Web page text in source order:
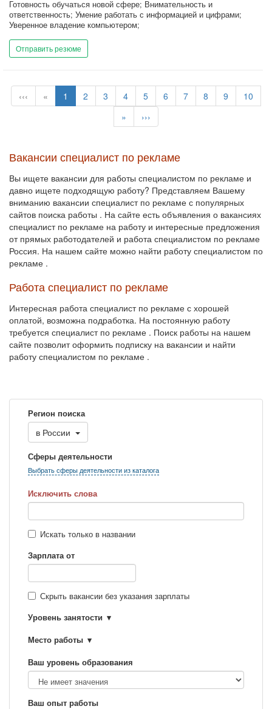
Готовность обучаться новой сфере; Внимательность и
ответственность; Умение работать с информацией и цифрами;
Уверенное владение компьютером;
Отправить резюме
‹‹‹ « 1 2 3 4 5 6 7 8 9
10
»
›››
Вакансии специалист по рекламе
Вы ищете вакансии для работы специалистом по рекламе и
давно ищете подходящую работу? Представляем Вашему
вниманию вакансии специалист по рекламе с популярных
сайтов поиска работы . На сайте есть объявления о вакансиях
специалист по рекламе на работу и интересные предложения
от прямых работодателей и работа специалистом по рекламе
Россия. На нашем сайте можно найти работу специалистом по
рекламе .
Работа специалист по рекламе
Интересная работа специалист по рекламе с хорошей
оплатой, возможна подработка. На постоянную работу
требуется специалист по рекламе . Поиск работы на нашем
сайте позволит оформить подписку на вакансии и найти
работу специалистом по рекламе .
Регион поиска
в России
Сферы деятельности
Выбрать сферы деятельности из каталога
Исключить слова
Искать только в названии
Зарплата от
Скрыть вакансии без указания зарплаты
Уровень занятости
Место работы
Ваш уровень образования
Ваш опыт работы